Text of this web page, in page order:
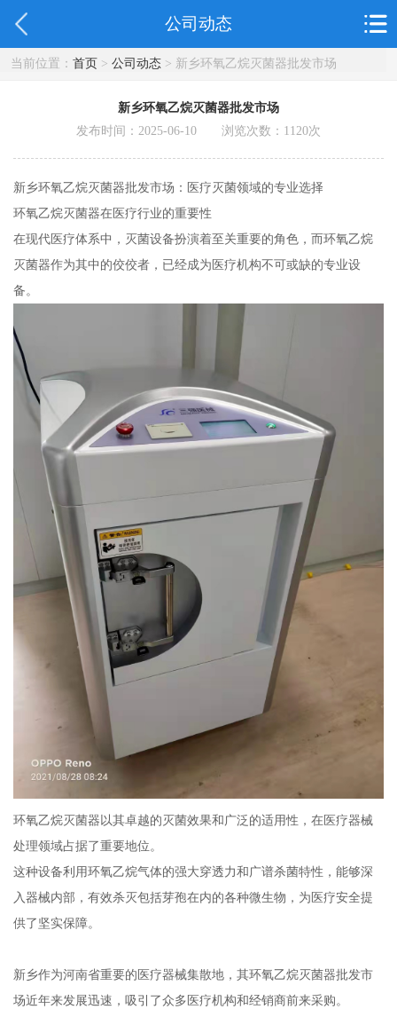
公司动态
当前位置： 首页> 公司动态> 新乡环氧乙烷灭菌器批发市场
新乡环氧乙烷灭菌器批发市场
发布时间：2025-06-10 浏览次数： 1120次
新乡环氧乙烷灭菌器批发市场：医疗灭菌领域的专业选择
环氧乙烷灭菌器在医疗行业的重要性
在现代医疗体系中，灭菌设备扮演着至关重要的角色，而环氧乙烷
灭菌器作为其中的佼佼者，已经成为医疗机构不可或缺的专业设
备。
环氧乙烷灭菌器以其卓越的灭菌效果和广泛的适用性，在医疗器械
处理领域占据了重要地位。
这种设备利用环氧乙烷气体的强大穿透力和广谱杀菌特性，能够深
入器械内部，有效杀灭包括芽孢在内的各种微生物，为医疗安全提
供了坚实保障。
新乡作为河南省重要的医疗器械集散地，其环氧乙烷灭菌器批发市
场近年来发展迅速，吸引了众多医疗机构和经销商前来采购。